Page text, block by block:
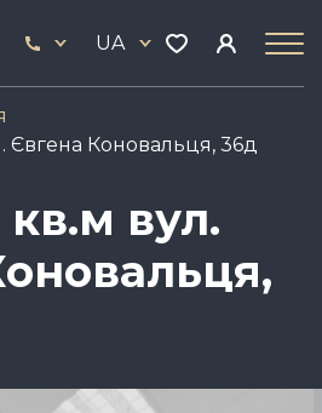
17
UA
Євгена Коновальця, 36д
кв.м вул.